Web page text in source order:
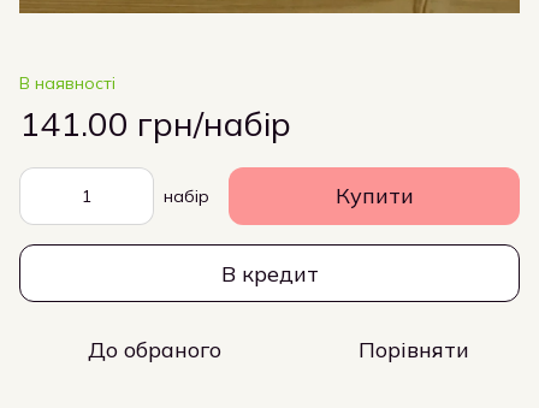
В наявності
141.00 грн/набір
набір Купити
В кредит
До обраного Порівняти